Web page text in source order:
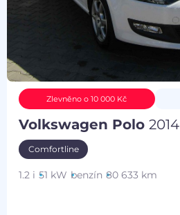
Zlevněno o 10 000 Kč
Volkswagen Polo2014
Comfortline
1.2 i 51 kW benzín 80 633 km